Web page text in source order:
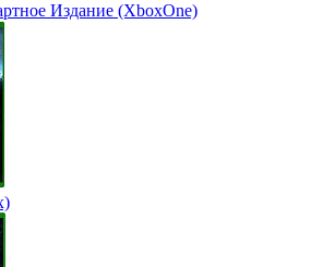
Издание (XboxOne)